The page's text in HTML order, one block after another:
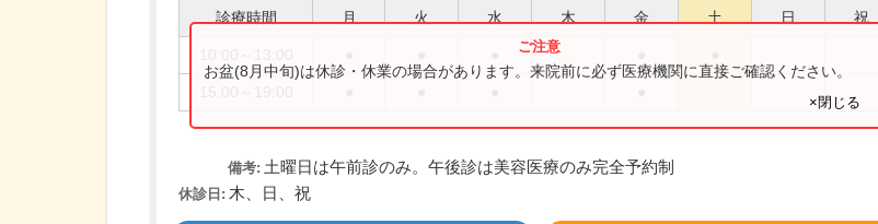
診療時間 月 火 水 木 金 土 日 祝
お盆(8月中旬)は休診・休業の場合があります。来院前に必ず医療機関に直接ご確認ください。
×閉じる
備考: 土曜日は午前診のみ。午後診は美容医療のみ完全予約制
休診日: 木、日、祝